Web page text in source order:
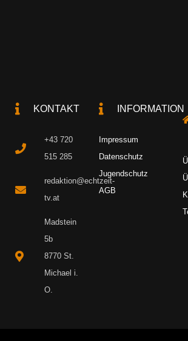
KONTAKT
+43 720
515 285
redaktion@echtzeit-
tv.at
Madstein
5b
8770 St.
Michael i.
O.
INFORMATION
Impressum
Datenschutz
Jugendschutz
AGB